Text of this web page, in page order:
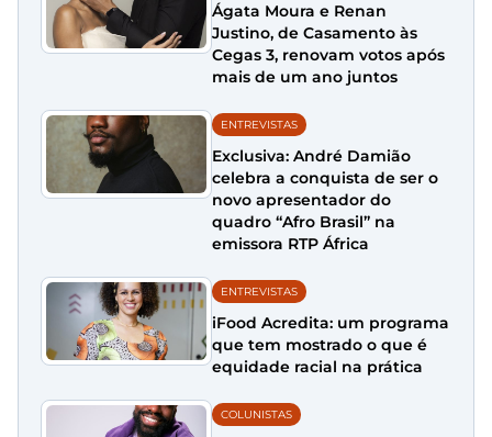
Ágata Moura e Renan
Justino, de Casamento às
Cegas 3, renovam votos após
mais de um ano juntos
ENTREVISTAS
Exclusiva: André Damião
celebra a conquista de ser o
novo apresentador do
quadro “Afro Brasil” na
emissora RTP África
ENTREVISTAS
iFood Acredita: um programa
que tem mostrado o que é
equidade racial na prática
COLUNISTAS